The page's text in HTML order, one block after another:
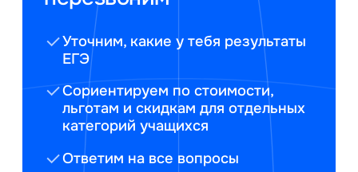
Уточним, какие у тебя результаты
ЕГЭ
Сориентируем по стоимости,
льготам и скидкам для отдельных
категорий учащихся
Ответим на все вопросы